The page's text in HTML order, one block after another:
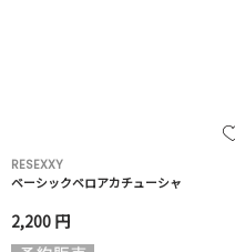
RESEXXY
ベーシックベロアカチューシャ
2,200 円